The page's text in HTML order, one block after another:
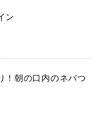
ン
！朝の口内のネバつ